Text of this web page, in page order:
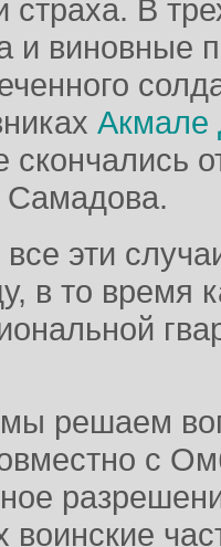
страха. В
и виновные
Акмале
скончались
Самадова.
эти
в то время
решаем
с
воинские